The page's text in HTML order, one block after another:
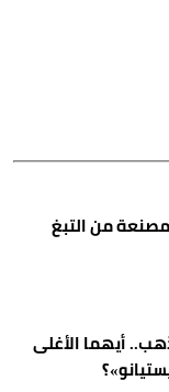
من التبغ
أيهما الأغلى